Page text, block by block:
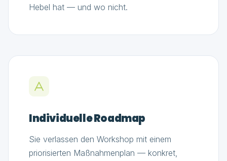
Hebel hat — und wo nicht.
Individuelle Roadmap
Sie verlassen den Workshop mit einem
priorisierten Maßnahmenplan — konkret,